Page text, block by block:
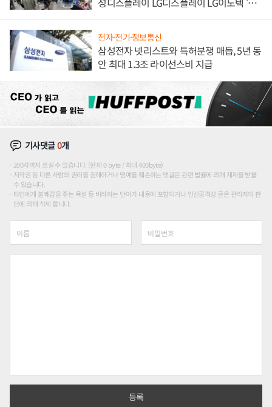
전자·전기·정보통신
삼성전자 넷리스트와 특허분쟁 매듭, 5년 동
안 최대 1.3조 라이선스비 지급
기사댓글0개
200자까지 쓰실 수 있습니다. (현재 0 byte / 최대 400byte)
저작권 등 다른 사람의 권리를 침해하거나 명예를 훼손하는 댓글은 관련 법률에 의해 제재를 받을
수 있습니다.
타인에게 불쾌감을 주는 욕설 등 비하하는 단어가 내용에 포함되거나 인신공격성 글은 관리자의 판
단에 의해 삭제 합니다.